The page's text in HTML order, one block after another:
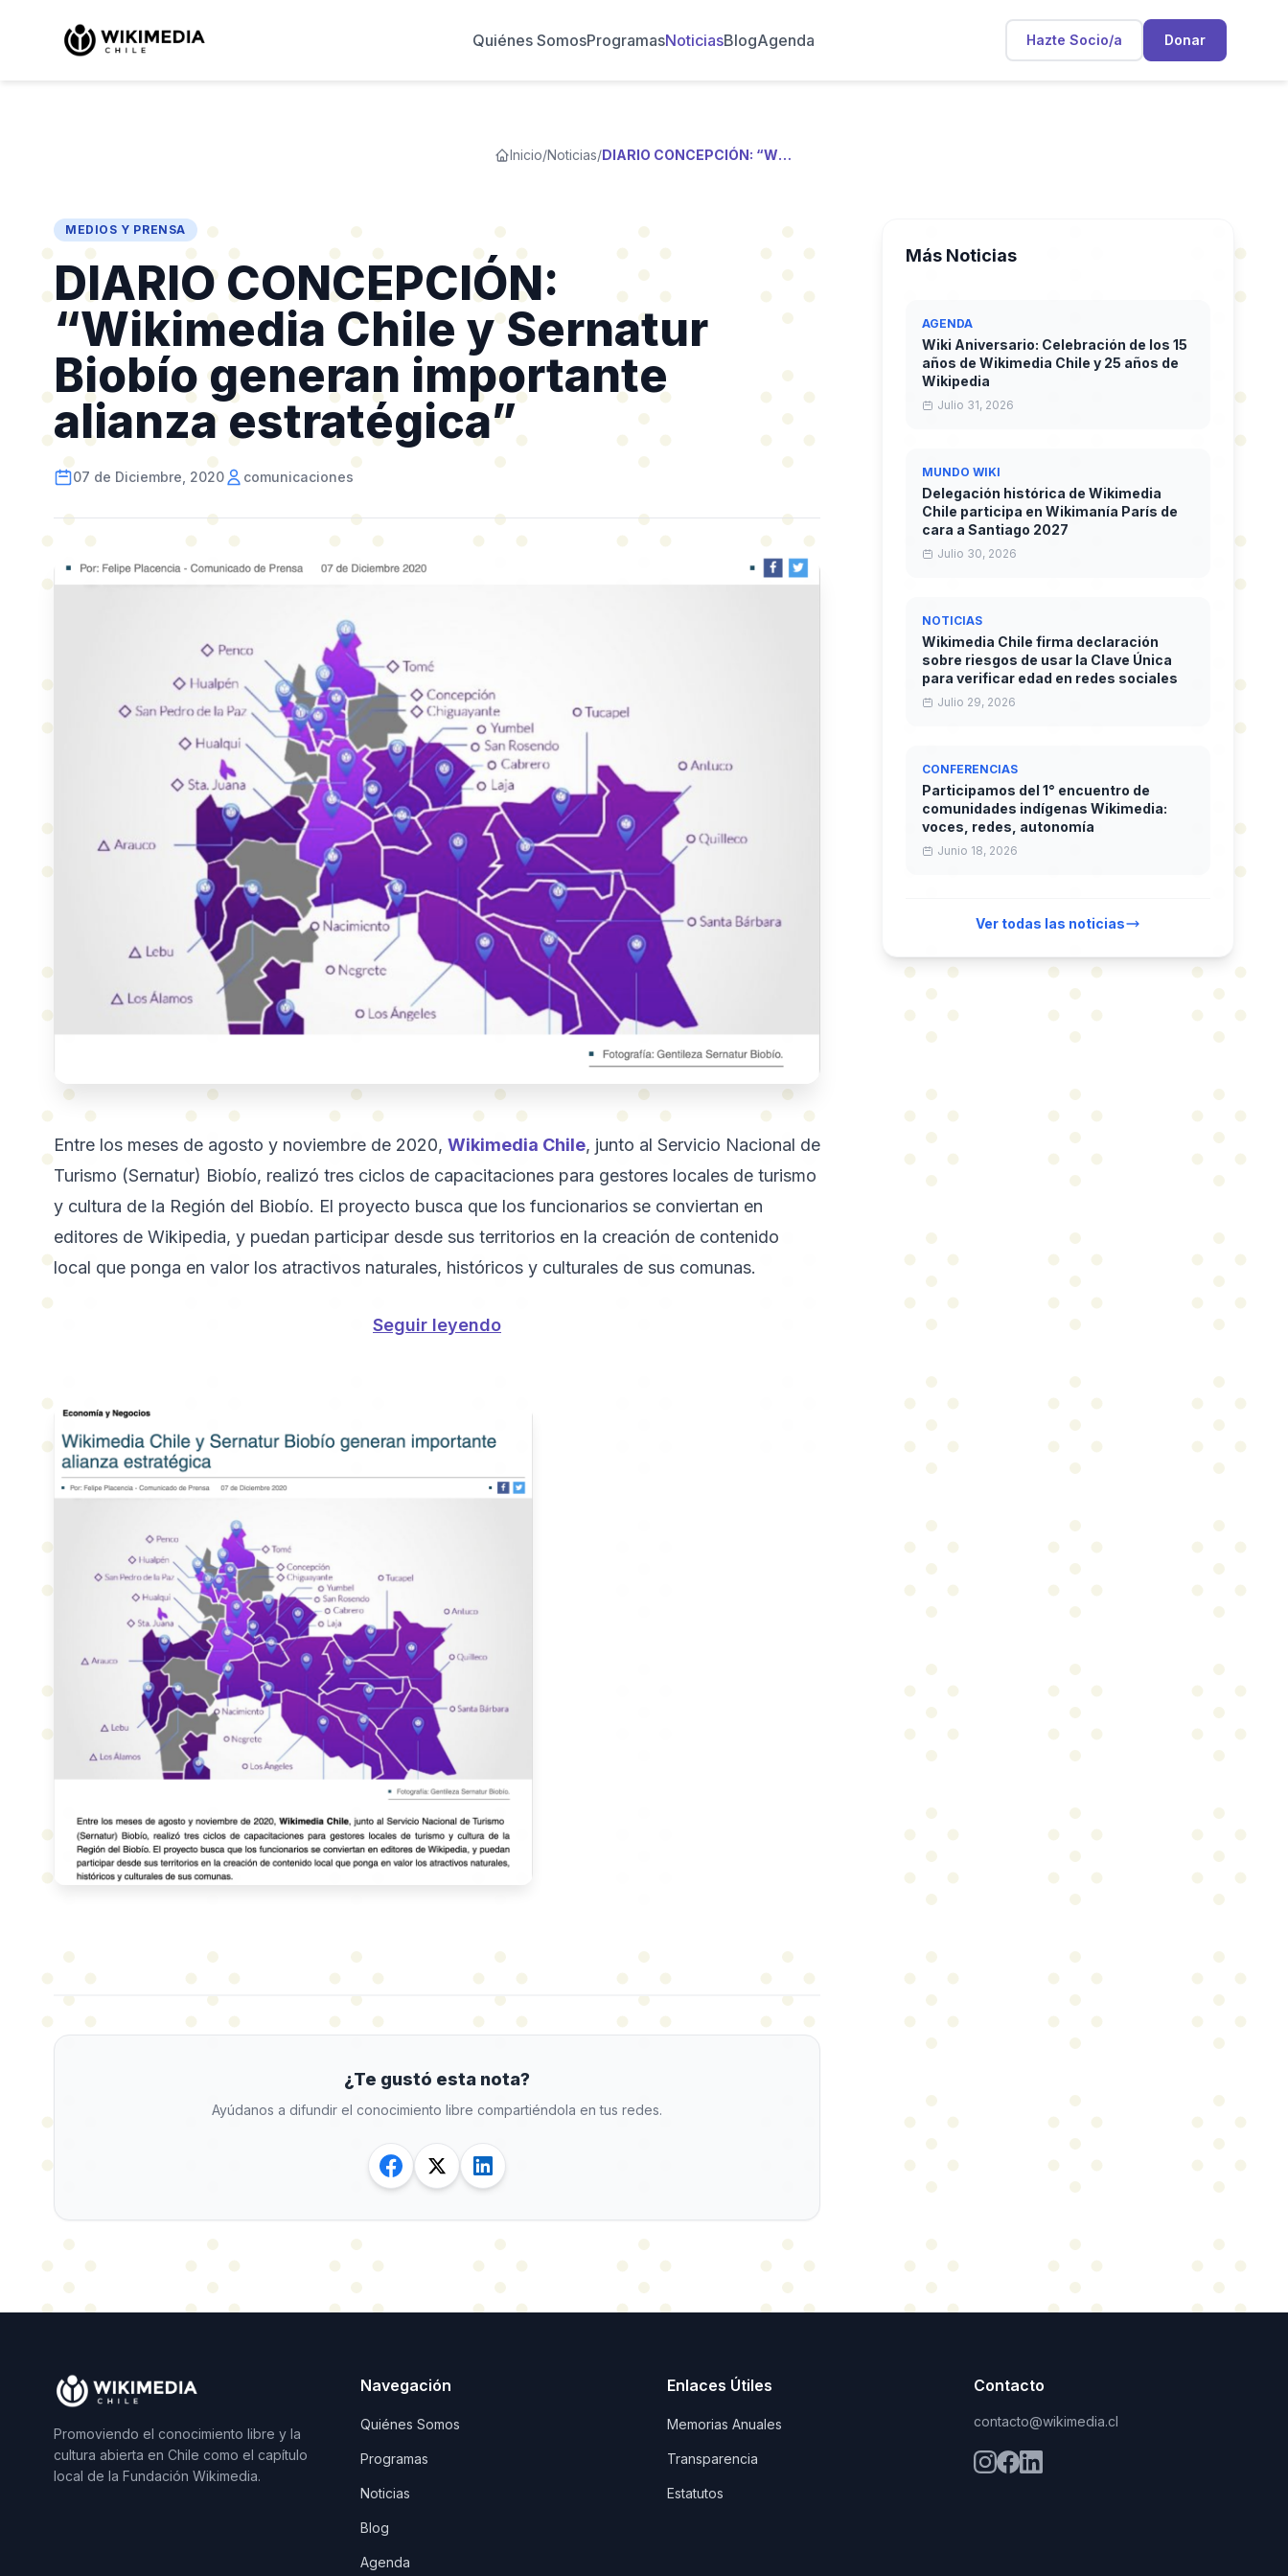
Quiénes SomosProgramasNoticiasBlogAgenda Hazte Socio/a Donar
Inicio/Noticias/ DIARIO CONCEPCIÓN: “Wikimedia Chile y Sernatur Biobío generan importante alianza estratégica”
MEDIOS Y PRENSA
DIARIO CONCEPCIÓN:
“Wikimedia Chile y Sernatur
Biobío generan importante
alianza estratégica”
07 de Diciembre, 2020 comunicaciones
Entre los meses de agosto y noviembre de 2020, Wikimedia Chile, junto al Servicio Nacional de
Turismo (Sernatur) Biobío, realizó tres ciclos de capacitaciones para gestores locales de turismo
y cultura de la Región del Biobío. El proyecto busca que los funcionarios se conviertan en
editores de Wikipedia, y puedan participar desde sus territorios en la creación de contenido
local que ponga en valor los atractivos naturales, históricos y culturales de sus comunas.
Seguir leyendo
¿Te gustó esta nota?
Ayúdanos a difundir el conocimiento libre compartiéndola en tus redes.
Más Noticias
AGENDA
Wiki Aniversario: Celebración de los 15
años de Wikimedia Chile y 25 años de
Wikipedia
Julio 31, 2026
MUNDO WIKI
Delegación histórica de Wikimedia
Chile participa en Wikimanía París de
cara a Santiago 2027
Julio 30, 2026
NOTICIAS
Wikimedia Chile firma declaración
sobre riesgos de usar la Clave Única
para verificar edad en redes sociales
Julio 29, 2026
CONFERENCIAS
Participamos del 1° encuentro de
comunidades indígenas Wikimedia:
voces, redes, autonomía
Junio 18, 2026
Ver todas las noticias
Promoviendo el conocimiento libre y la
cultura abierta en Chile como el capítulo
local de la Fundación Wikimedia.
Navegación
Quiénes Somos
Programas
Noticias
Blog
Agenda
Enlaces Útiles
Memorias Anuales
Transparencia
Estatutos
Contacto
contacto@wikimedia.cl